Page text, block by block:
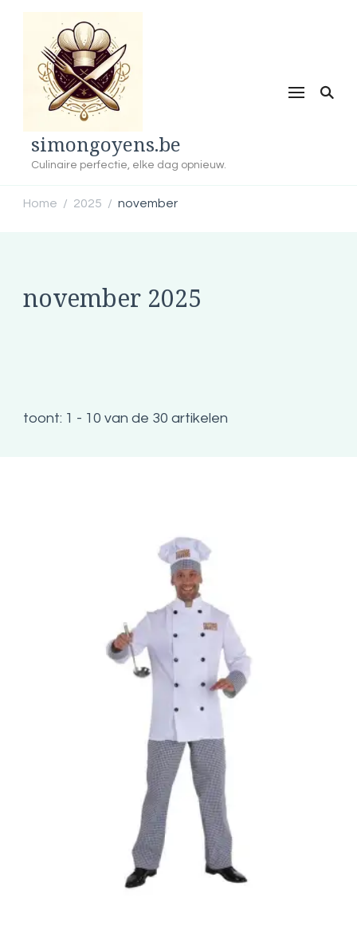
simongoyens.be
Culinaire perfectie, elke dag opnieuw.
Home / 2025 / november
november 2025
toont: 1 - 10 van de 30 artikelen